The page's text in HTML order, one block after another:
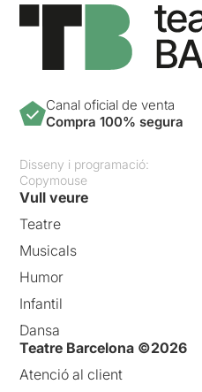
Canal oficial de venta
Compra 100% segura
Disseny i programació:
Copymouse
Vull veure
Teatre
Musicals
Humor
Infantil
Dansa
Teatre Barcelona ©2026
Atenció al client